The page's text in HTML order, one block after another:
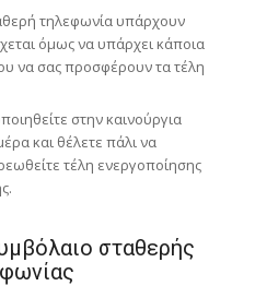
τηλεφωνία υπάρχουν
όμως να υπάρχει κάποια
να σας προσφέρουν τα τέλη
στην καινούργια
και θέλετε πάλι να
τέλη ενεργοποίησης
σταθερής